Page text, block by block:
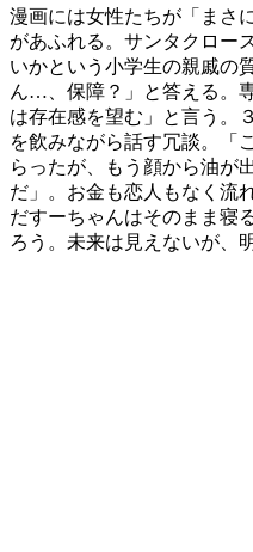
漫画には女性たちが「まさ
があふれる。サンタクロー
いかという小学生の親戚の
ん…、保障？」と答える。
は存在感を望む」と言う。
を飲みながら話す冗談。「
らったが、もう顔から油が
だ」。お金も恋人もなく流
だすーちゃんはそのまま寝
ろう。未来は見えないが、